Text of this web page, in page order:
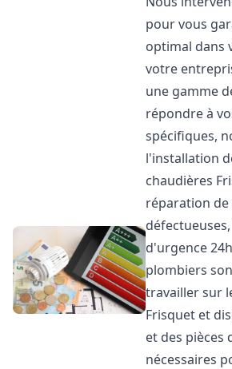
pour vous
optimal dans
votre
une gamme
répondre à
spécifiques,
l'installation
chaudières
réparation de
d'urgence
plombiers
travailler sur
Frisquet et
et des pièces
nécessaires